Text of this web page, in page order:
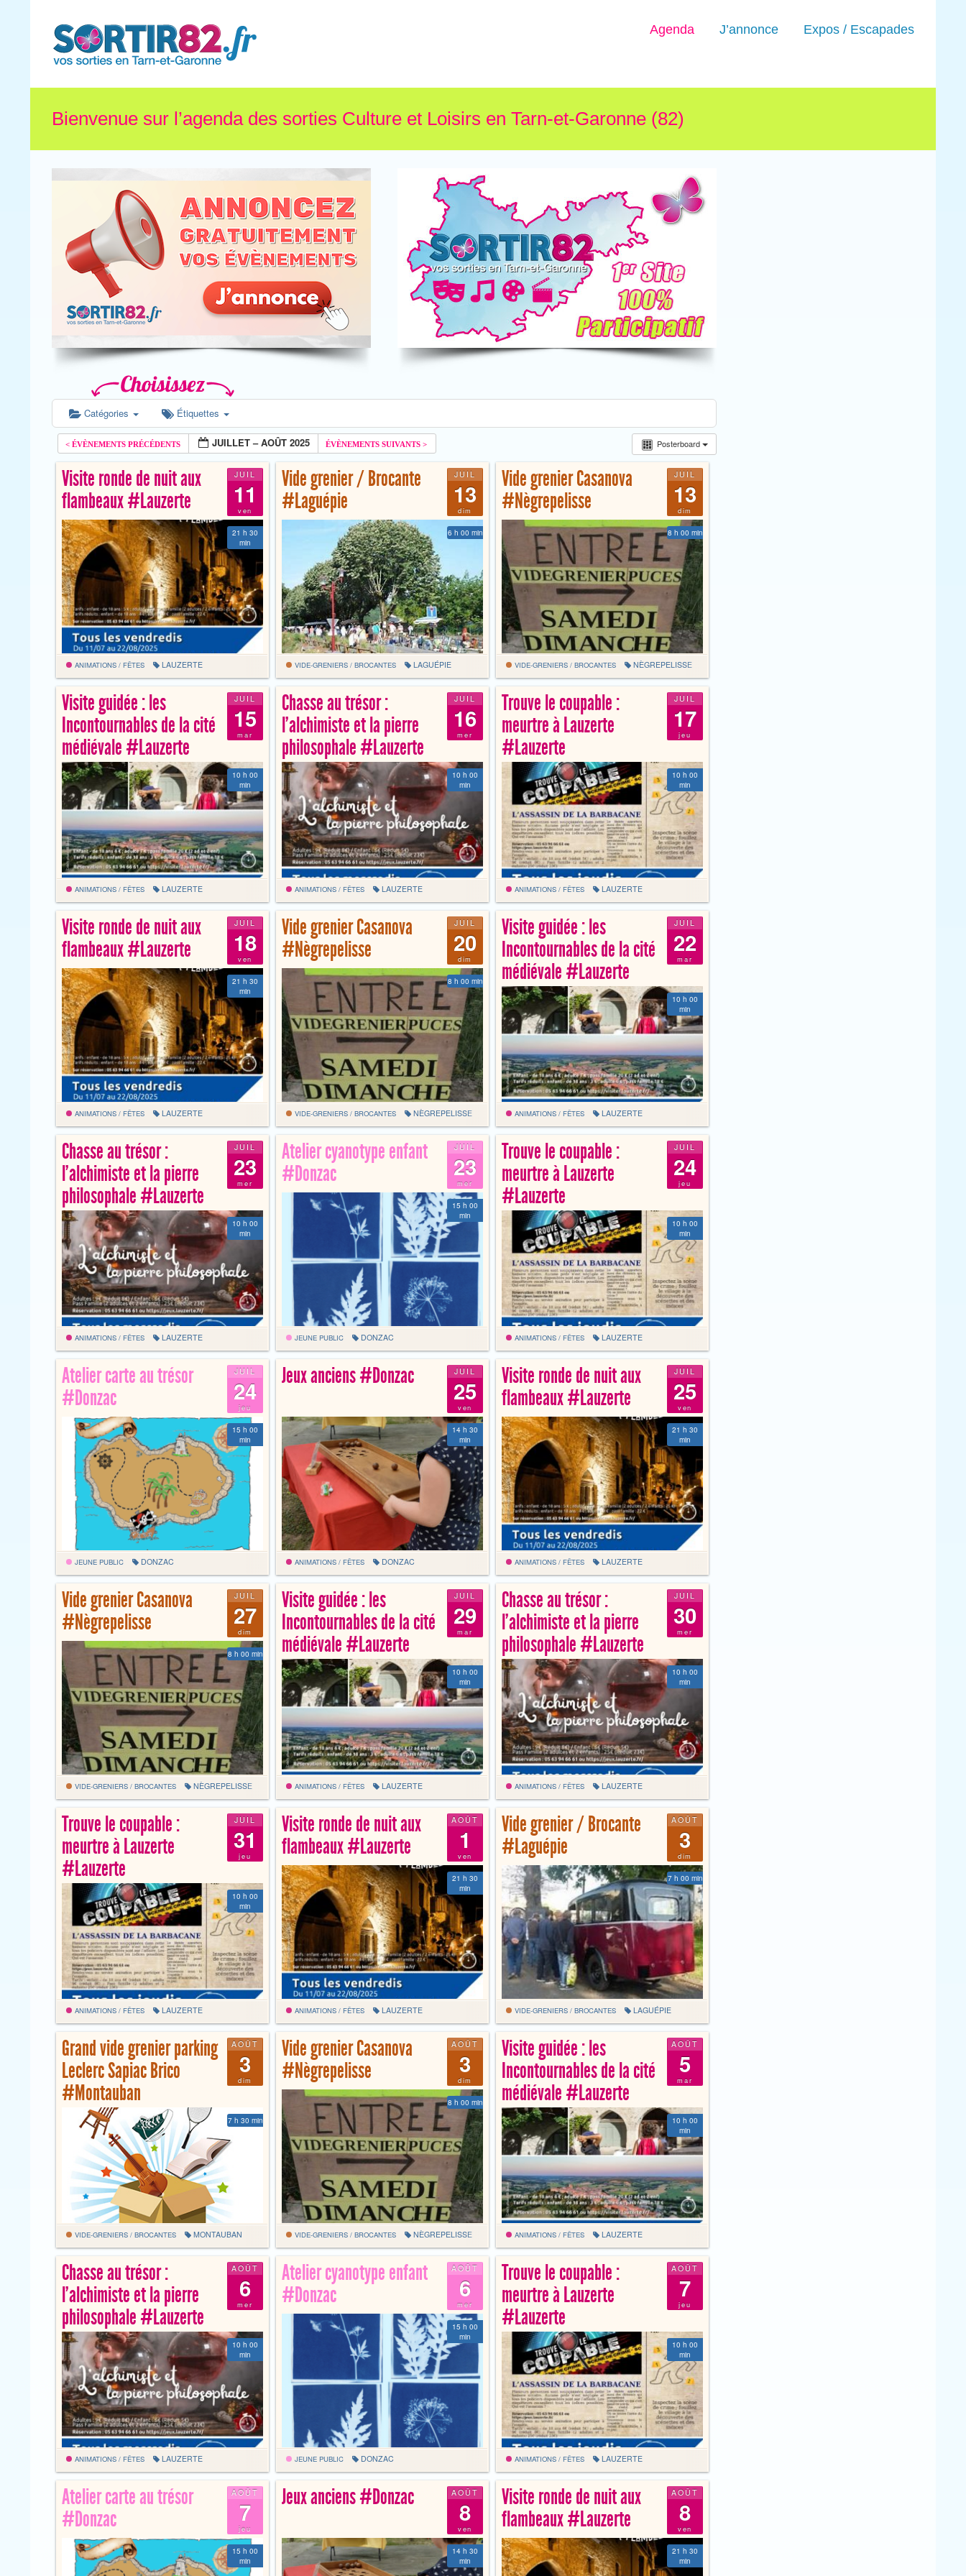
Agenda J’annonce Expos / Escapades
Bienvenue sur l’agenda des sorties Culture et Loisirs en Tarn-et-Garonne (82)
Catégories Étiquettes
Posterboard
JUILLET – AOÛT 2025
JUIL
11
ven
Visite ronde de nuit aux
flambeaux #Lauzerte
21 h 30
min
ANIMATIONS / FÊTES LAUZERTE
JUIL
13
dim
Vide grenier / Brocante
#Laguépie
6 h 00 min
VIDE-GRENIERS / BROCANTES LAGUÉPIE
JUIL
13
dim
Vide grenier Casanova
#Nègrepelisse
8 h 00 min
VIDE-GRENIERS / BROCANTES NÈGREPELISSE
JUIL
15
mar
Visite guidée : les
Incontournables de la cité
médiévale #Lauzerte
10 h 00
min
ANIMATIONS / FÊTES LAUZERTE
JUIL
16
mer
Chasse au trésor :
l’alchimiste et la pierre
philosophale #Lauzerte
10 h 00
min
ANIMATIONS / FÊTES LAUZERTE
JUIL
17
jeu
Trouve le coupable :
meurtre à Lauzerte
#Lauzerte
10 h 00
min
ANIMATIONS / FÊTES LAUZERTE
JUIL
18
ven
Visite ronde de nuit aux
flambeaux #Lauzerte
21 h 30
min
ANIMATIONS / FÊTES LAUZERTE
JUIL
20
dim
Vide grenier Casanova
#Nègrepelisse
8 h 00 min
VIDE-GRENIERS / BROCANTES NÈGREPELISSE
JUIL
22
mar
Visite guidée : les
Incontournables de la cité
médiévale #Lauzerte
10 h 00
min
ANIMATIONS / FÊTES LAUZERTE
JUIL
23
mer
Chasse au trésor :
l’alchimiste et la pierre
philosophale #Lauzerte
10 h 00
min
ANIMATIONS / FÊTES LAUZERTE
JUIL
23
mer
Atelier cyanotype enfant
#Donzac
15 h 00
min
JEUNE PUBLIC DONZAC
JUIL
24
jeu
Trouve le coupable :
meurtre à Lauzerte
#Lauzerte
10 h 00
min
ANIMATIONS / FÊTES LAUZERTE
JUIL
24
jeu
Atelier carte au trésor
#Donzac
15 h 00
min
JEUNE PUBLIC DONZAC
JUIL
25
ven
Jeux anciens #Donzac
14 h 30
min
ANIMATIONS / FÊTES DONZAC
JUIL
25
ven
Visite ronde de nuit aux
flambeaux #Lauzerte
21 h 30
min
ANIMATIONS / FÊTES LAUZERTE
JUIL
27
dim
Vide grenier Casanova
#Nègrepelisse
8 h 00 min
VIDE-GRENIERS / BROCANTES NÈGREPELISSE
JUIL
29
mar
Visite guidée : les
Incontournables de la cité
médiévale #Lauzerte
10 h 00
min
ANIMATIONS / FÊTES LAUZERTE
JUIL
30
mer
Chasse au trésor :
l’alchimiste et la pierre
philosophale #Lauzerte
10 h 00
min
ANIMATIONS / FÊTES LAUZERTE
JUIL
31
jeu
Trouve le coupable :
meurtre à Lauzerte
#Lauzerte
10 h 00
min
ANIMATIONS / FÊTES LAUZERTE
AOÛT
1
ven
Visite ronde de nuit aux
flambeaux #Lauzerte
21 h 30
min
ANIMATIONS / FÊTES LAUZERTE
AOÛT
3
dim
Vide grenier / Brocante
#Laguépie
7 h 00 min
VIDE-GRENIERS / BROCANTES LAGUÉPIE
AOÛT
3
dim
Grand vide grenier parking
Leclerc Sapiac Brico
#Montauban
7 h 30 min
VIDE-GRENIERS / BROCANTES MONTAUBAN
AOÛT
3
dim
Vide grenier Casanova
#Nègrepelisse
8 h 00 min
VIDE-GRENIERS / BROCANTES NÈGREPELISSE
AOÛT
5
mar
Visite guidée : les
Incontournables de la cité
médiévale #Lauzerte
10 h 00
min
ANIMATIONS / FÊTES LAUZERTE
AOÛT
6
mer
Chasse au trésor :
l’alchimiste et la pierre
philosophale #Lauzerte
10 h 00
min
ANIMATIONS / FÊTES LAUZERTE
AOÛT
6
mer
Atelier cyanotype enfant
#Donzac
15 h 00
min
JEUNE PUBLIC DONZAC
AOÛT
7
jeu
Trouve le coupable :
meurtre à Lauzerte
#Lauzerte
10 h 00
min
ANIMATIONS / FÊTES LAUZERTE
AOÛT
7
jeu
Atelier carte au trésor
#Donzac
15 h 00
min
AOÛT
8
ven
Jeux anciens #Donzac
14 h 30
min
AOÛT
8
ven
Visite ronde de nuit aux
flambeaux #Lauzerte
21 h 30
min